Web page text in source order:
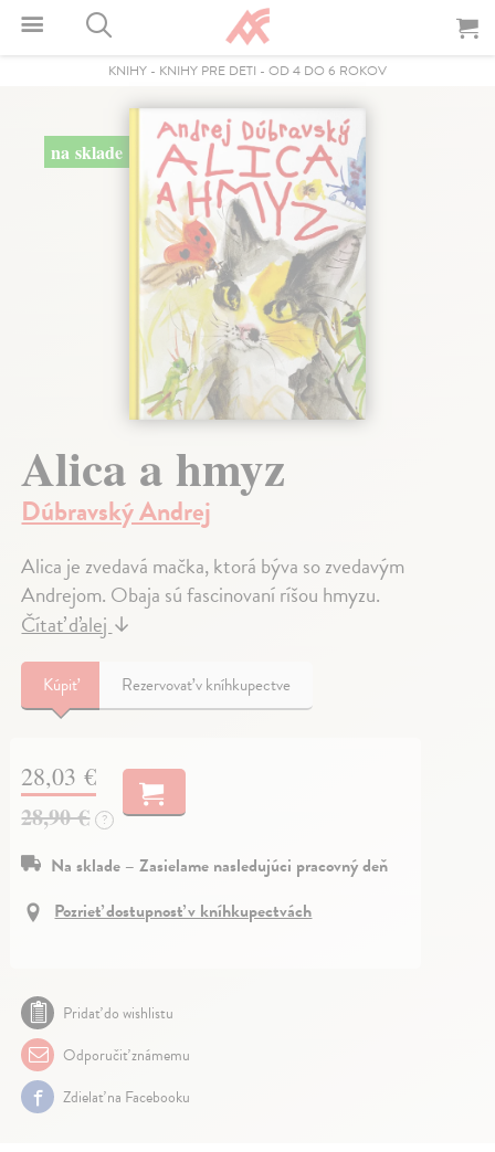
KNIHY - KNIHY PRE DETI - OD 4 DO 6 ROKOV
na sklade
Alica a hmyz
Dúbravský Andrej
Alica je zvedavá mačka, ktorá býva so zvedavým
Andrejom. Obaja sú fascinovaní ríšou hmyzu.
Čítať ďalej↓
Kúpiť Rezervovať v kníhkupectve
28,03 €
28,90 € ?
Na sklade – Zasielame nasledujúci pracovný deň
Pozrieť dostupnosť v kníhkupectvách
Pridať do wishlistu
Odporučiť známemu
Zdielať na Facebooku